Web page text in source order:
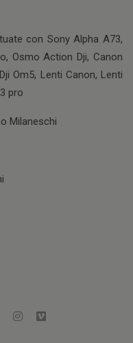
con Sony Alpha A73,
Osmo Action Dji, Canon
Om5, Lenti Canon, Lenti
pro
Milaneschi